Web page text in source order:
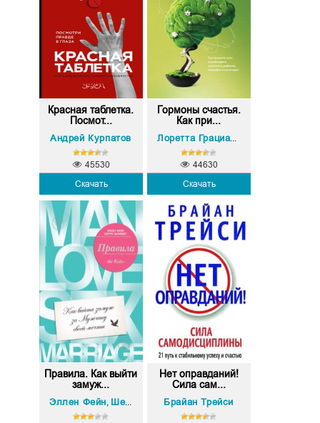
Красная таблетка.
Посмот...
Андрей Курпатов
Скачать
45530
Гормоны счастья.
Как при...
Лоретта Грациано Бройнинг
Скачать
44630
Правила. Как выйти
замуж...
Эллен Фейн, Шерри Шнайдер
Нет оправданий!
Сила сам...
Брайан Трейси